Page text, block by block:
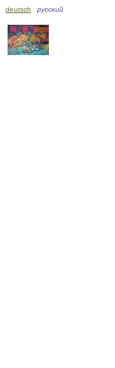
deutsch русский